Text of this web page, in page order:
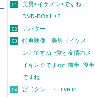
01
美男<イケメン>ですね
DVD-BOX1 +2
02 アバター
03
特典映像 美男〈イケメ
ン〉ですね ~愛と友情のメ
イキングですね~ 前半+後半
ですね
04
宮（クン）・Love in